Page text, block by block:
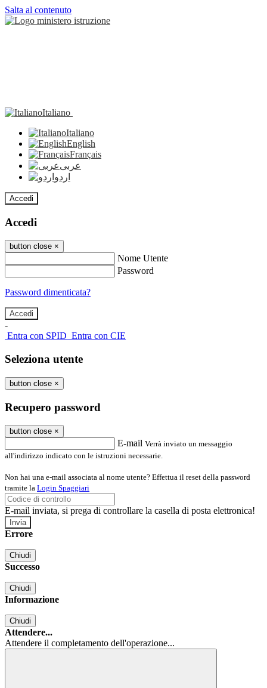
Salta al contenuto
Italiano
Italiano
English
Français
عربى
اردو
Accedi
Accedi
button close ×
Nome Utente
Password
Password dimenticata?
-
Entra con SPID Entra con CIE
Seleziona utente
button close ×
Recupero password
button close ×
E-mail Verrà inviato un messaggio
all'indirizzo indicato con le istruzioni necessarie.
Non hai una e-mail associata al nome utente? Effettua il reset della password
tramite la Login Spaggiari
E-mail inviata, si prega di controllare la casella di posta elettronica!
Errore
Chiudi
Successo
Chiudi
Informazione
Chiudi
Attendere...
Attendere il completamento dell'operazione...